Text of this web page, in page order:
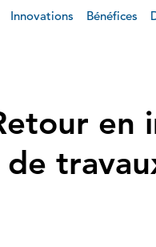
Innovations Bénéfices
en
de